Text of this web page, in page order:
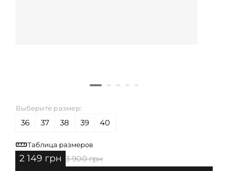
Выберите размер:
36 37 38 39 40
Таблица размеров
2 149 грн 3 900 грн